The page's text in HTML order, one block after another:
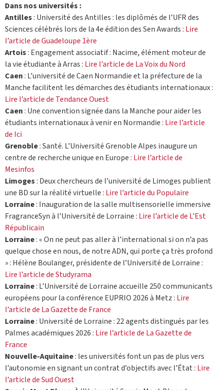
Dans nos universités :
Antilles: Université des Antilles : les diplômés de l’UFR des
Sciences célébrés lors de la 4e édition des Sen Awards : Lire
l’article de Guadeloupe 1ère
Artois: Engagement associatif : Nacime, élément moteur de
la vie étudiante à Arras : Lire l’article de La Voix du Nord
Caen: L’université de Caen Normandie et la préfecture de la
Manche facilitent les démarches des étudiants internationaux :
Lire l’article de Tendance Ouest
Caen: Une convention signée dans la Manche pour aider les
étudiants internationaux à venir en Normandie : Lire l’article
de Ici
Grenoble: Santé. L’Université Grenoble Alpes inaugure un
centre de recherche unique en Europe : Lire l’article de
Mesinfos
Limoges: Deux chercheurs de l’université de Limoges publient
une BD sur la réalité virtuelle : Lire l’article du Populaire
Lorraine: Inauguration de la salle multisensorielle immersive
FragranceSyn à l’Université de Lorraine : Lire l’article de L’Est
Républicain
Lorraine: « On ne peut pas aller à l’international si on n’a pas
quelque chose en nous, de notre ADN, qui porte ça très profond
» : Hélène Boulanger, présidente de l’Université de Lorraine :
Lire l’article de Studyrama
Lorraine: L’Université de Lorraine accueille 250 communicants
européens pour la conférence EUPRIO 2026 à Metz : Lire
l’article de La Gazette de France
Lorraine: Université de Lorraine : 22 agents distingués par les
Palmes académiques 2026 : Lire l’article de La Gazette de
France
Nouvelle-Aquitaine: les universités font un pas de plus vers
l’autonomie en signant un contrat d’objectifs avec l’État : Lire
l’article de Sud Ouest